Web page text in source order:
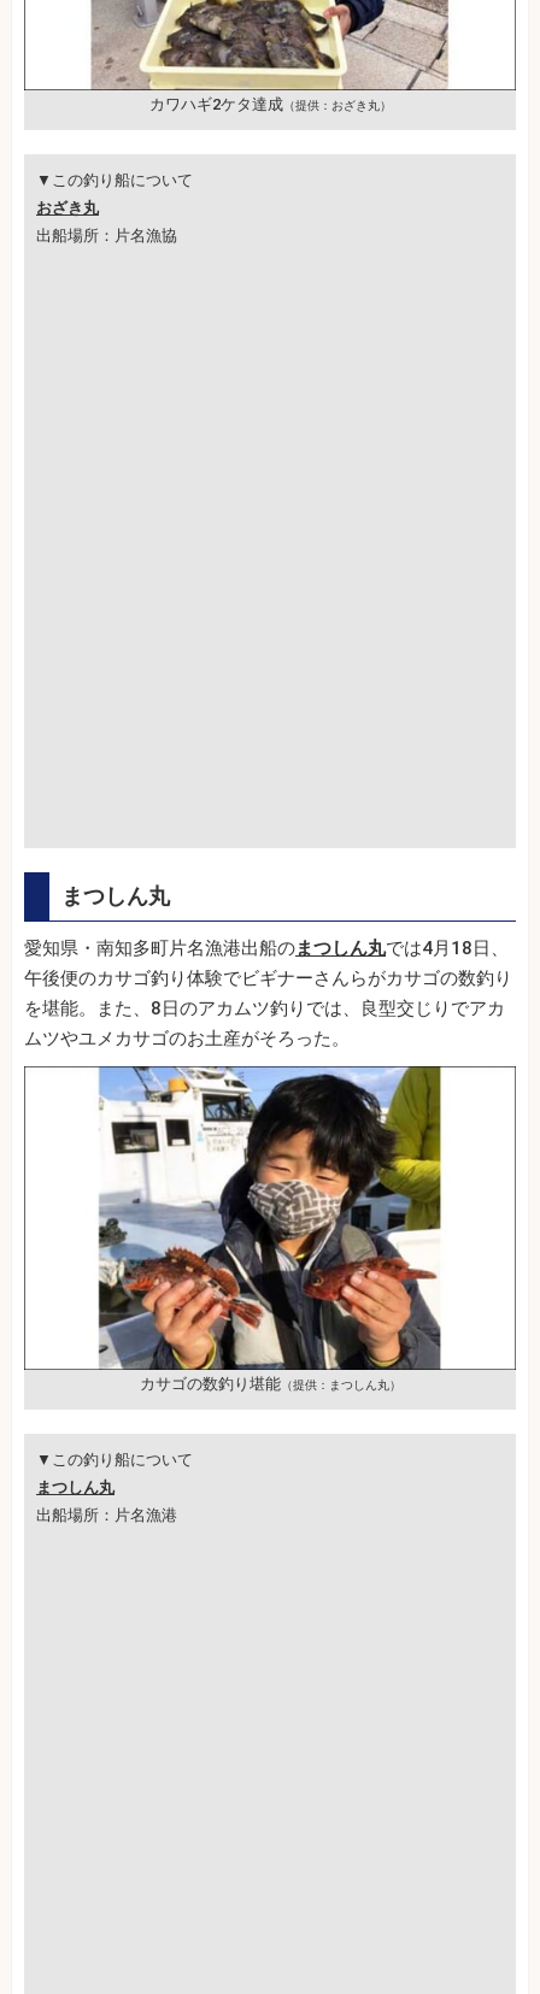
カワハギ2ケタ達成（提供：おざき丸）
▼この釣り船について
おざき丸
出船場所：片名漁協
まつしん丸
愛知県・南知多町片名漁港出船のまつしん丸では4月18日、
午後便のカサゴ釣り体験でビギナーさんらがカサゴの数釣り
を堪能。また、8日のアカムツ釣りでは、良型交じりでアカ
ムツやユメカサゴのお土産がそろった。
カサゴの数釣り堪能（提供：まつしん丸）
▼この釣り船について
まつしん丸
出船場所：片名漁港